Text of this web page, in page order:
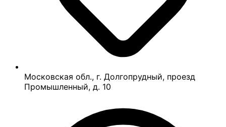
Московская обл., г. Долгопрудный, проезд
Промышленный, д. 10